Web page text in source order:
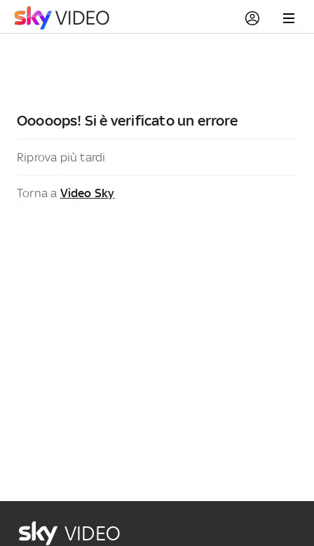
Ooooops! Si è verificato un errore
Riprova più tardi
Torna a Video Sky
VIDEO